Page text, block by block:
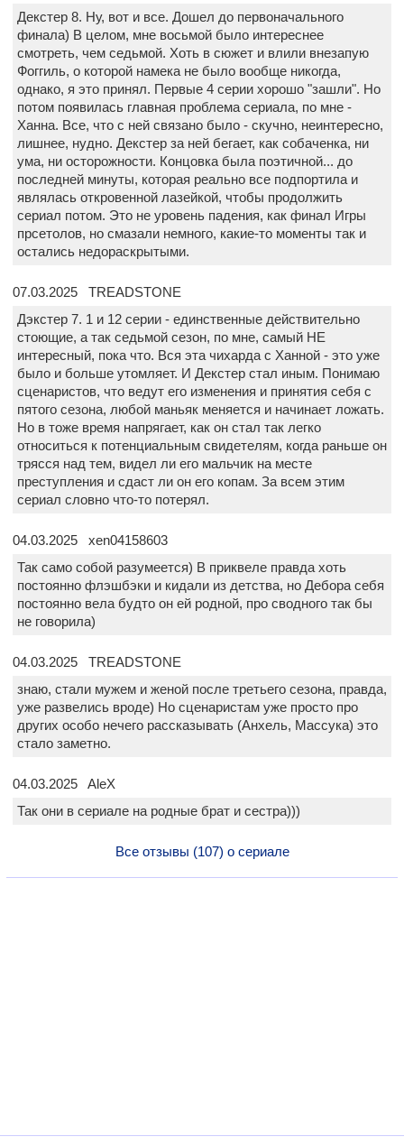
Декстер 8. Ну, вот и все. Дошел до первоначального
финала) В целом, мне восьмой было интереснее
смотреть, чем седьмой. Хоть в сюжет и влили внезапую
Фоггиль, о которой намека не было вообще никогда,
однако, я это принял. Первые 4 серии хорошо "зашли". Но
потом появилась главная проблема сериала, по мне -
Ханна. Все, что с ней связано было - скучно, неинтересно,
лишнее, нудно. Декстер за ней бегает, как собаченка, ни
ума, ни осторожности. Концовка была поэтичной... до
последней минуты, которая реально все подпортила и
являлась откровенной лазейкой, чтобы продолжить
сериал потом. Это не уровень падения, как финал Игры
прсетолов, но смазали немного, какие-то моменты так и
остались недораскрытыми.
07.03.2025 TREADSTONE
Дэкстер 7. 1 и 12 серии - единственные действительно
стоющие, а так седьмой сезон, по мне, самый НЕ
интересный, пока что. Вся эта чихарда с Ханной - это уже
было и больше утомляет. И Декстер стал иным. Понимаю
сценаристов, что ведут его изменения и принятия себя с
пятого сезона, любой маньяк меняется и начинает ложать.
Но в тоже время напрягает, как он стал так легко
относиться к потенциальным свидетелям, когда раньше он
трясся над тем, видел ли его мальчик на месте
преступления и сдаст ли он его копам. За всем этим
сериал словно что-то потерял.
04.03.2025 xen04158603
Так само собой разумеется) В приквеле правда хоть
постоянно флэшбэки и кидали из детства, но Дебора себя
постоянно вела будто он ей родной, про сводного так бы
не говорила)
04.03.2025 TREADSTONE
знаю, стали мужем и женой после третьего сезона, правда,
уже развелись вроде) Но сценаристам уже просто про
других особо нечего рассказывать (Анхель, Массука) это
стало заметно.
04.03.2025 AleX
Так они в сериале на родные брат и сестра)))
Все отзывы (107) о сериале